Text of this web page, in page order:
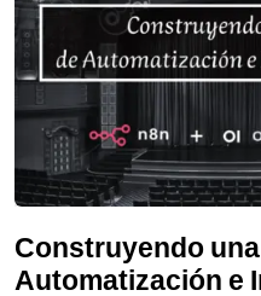
Construyendo
Automatización e